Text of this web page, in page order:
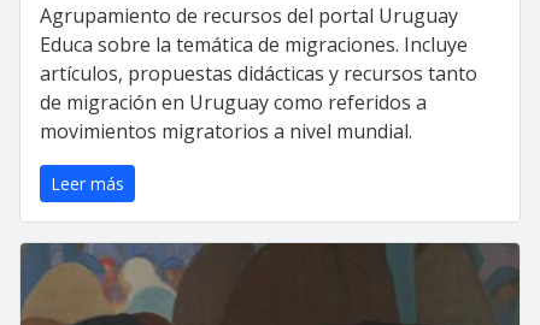
Agrupamiento de recursos del portal Uruguay
Educa sobre la temática de migraciones. Incluye
artículos, propuestas didácticas y recursos tanto
de migración en Uruguay como referidos a
movimientos migratorios a nivel mundial.
Leer más